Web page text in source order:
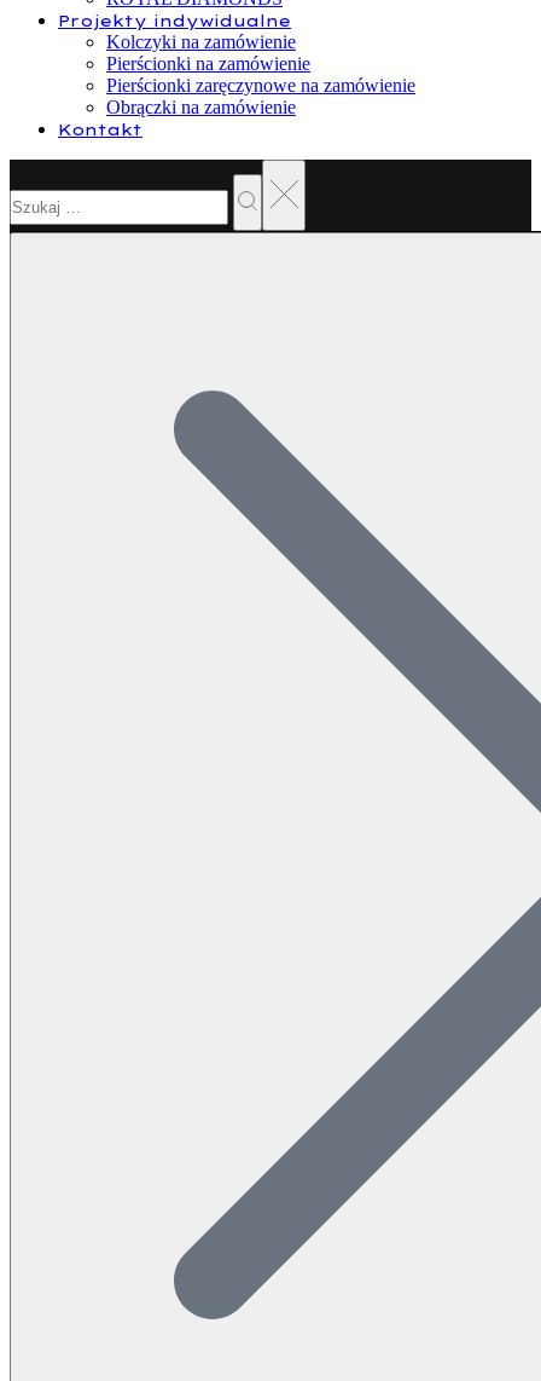
Projekty indywidualne
Kolczyki na zamówienie
Pierścionki na zamówienie
Pierścionki zaręczynowe na zamówienie
Obrączki na zamówienie
Kontakt